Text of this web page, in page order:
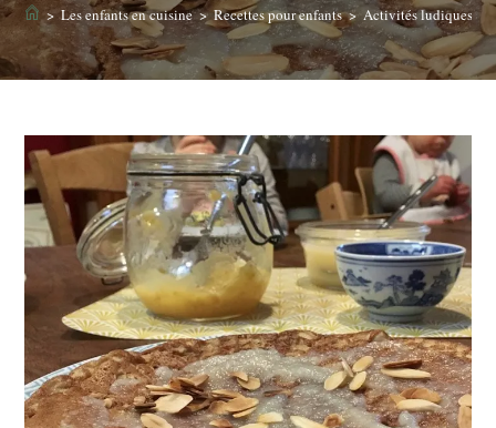
> Les enfants en cuisine > Recettes pour enfants > Activités ludiques et